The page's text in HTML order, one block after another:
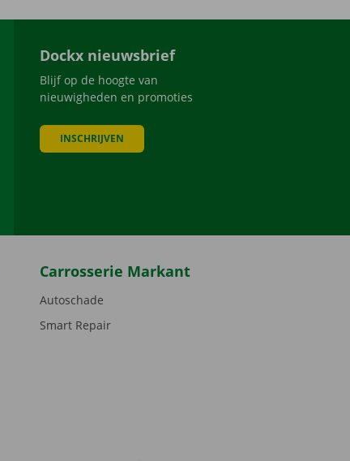
Dockx nieuwsbrief
Blijf op de hoogte van
nieuwigheden en promoties
INSCHRIJVEN
Carrosserie Markant
Autoschade
Smart Repair